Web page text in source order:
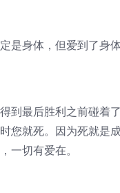
是身体，但爱到了身体
到最后胜利之前碰着
您就死。因为死就是
一切有爱在。